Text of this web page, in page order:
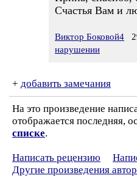
Счастья Вам и
Виктор Боковой4
нарушении
+ добавить замечания
На это произведение
отображается последняя,
списке.
Написать рецензию
Другие произведения